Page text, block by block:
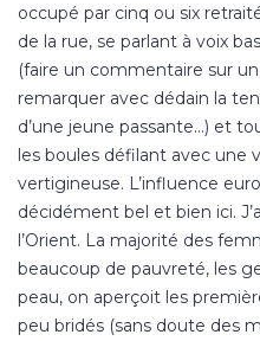
occupé par cinq ou six
de la rue, se parlant à voix
(faire un commentaire sur
remarquer avec dédain la
d’une jeune passante…) et
les boules défilant avec une
vertigineuse. L’influence
décidément bel et bien ici.
l’Orient. La majorité des
beaucoup de pauvreté, les
peau, on aperçoit les
peu bridés (sans doute des